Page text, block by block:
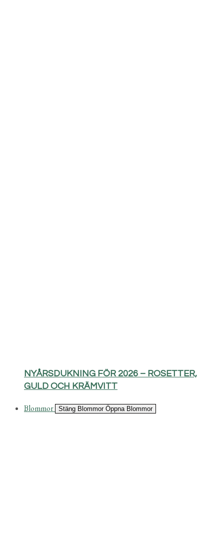
NYÅRSDUKNING FÖR 2026 – ROSETTER,
GULD OCH KRÄMVITT
Blommor Stäng Blommor Öppna Blommor